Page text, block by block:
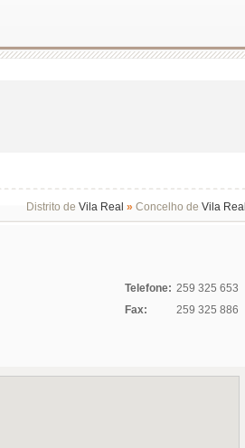
Distrito de Vila Real » Concelho de Vila Real
Telefone: 259 325 653
Fax:
259 325 886